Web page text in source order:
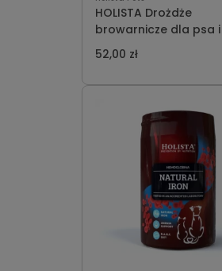
HOLISTA Drożdże
browarnicze dla psa
800g
52,00 zł